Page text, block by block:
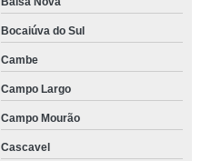
Bocaiúva do Sul
Cambe
Campo Largo
Campo Mourão
Cascavel